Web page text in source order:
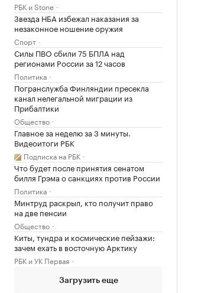
РБК и Stone
Звезда НБА избежал наказания за
незаконное ношение оружия
Спорт
Силы ПВО сбили 75 БПЛА над
регионами России за 12 часов
Политика
Погранслужба Финляндии пресекла
канал нелегальной миграции из
Прибалтики
Общество
Главное за неделю за 3 минуты.
Видеоитоги РБК
Подписка на РБК
Что будет после принятия сенатом
билля Грэма о санкциях против России
Политика
Минтруд раскрыл, кто получит право
на две пенсии
Общество
Киты, тундра и космические пейзажи:
зачем ехать в восточную Арктику
РБК и УК Первая
Загрузить еще